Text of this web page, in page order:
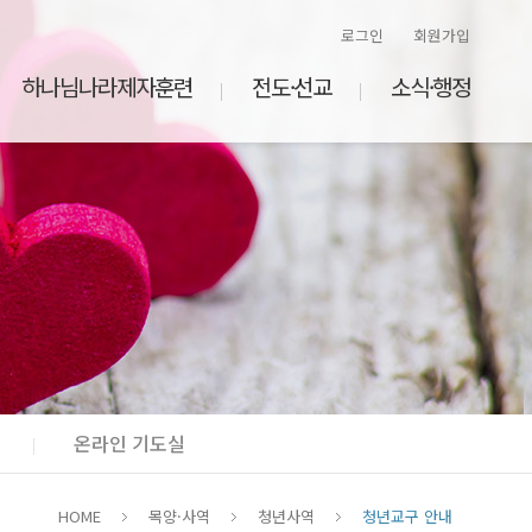
로그인 회원가입
하나님나라제자훈련 전도·선교 소식·행정
온라인 기도실
HOME 목양·사역 청년사역 청년교구 안내